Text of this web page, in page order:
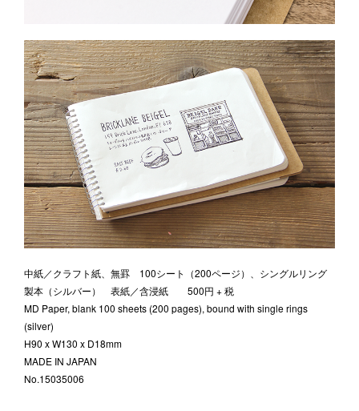
中紙／クラフト紙、無罫 100シート（200ページ）、シングルリング
製本（シルバー） 表紙／含浸紙 500円 + 税
MD Paper, blank 100 sheets (200 pages), bound with single rings
(silver)
H90 x W130 x D18mm
MADE IN JAPAN
No.15035006